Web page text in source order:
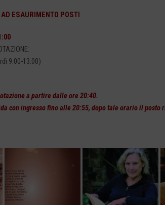
AD ESAURIMENTO POSTI .
9:00-13:00)
a partire dalle ore 20:40.
con ingresso fino alle 20:55, dopo tale orario il posto